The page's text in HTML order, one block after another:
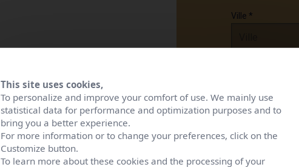
Ville *
Téléphone
This site uses cookies,
To personalize and improve your comfort of use. We mainly use
statistical data for performance and optimization purposes and to
bring you a better experience.
For more information or to change your preferences, click on the
Customize button.
To learn more about these cookies and the processing of your